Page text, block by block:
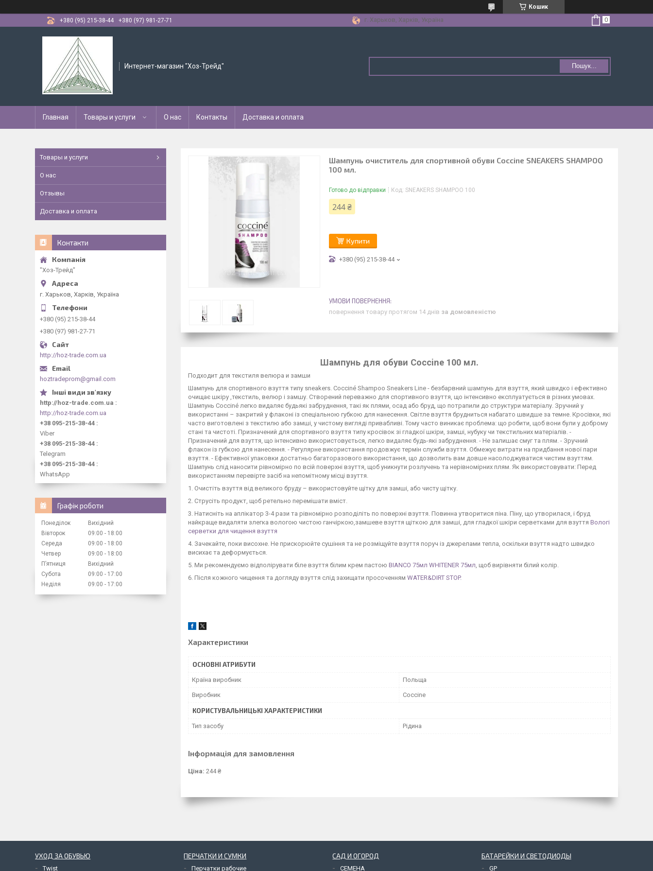
Кошик
+380 (95) 215-38-44
+380 (97) 981-27-71 г. Харьков, Харків, Україна
Интернет-магазин "Хоз-Трейд" Пошук...
Главная Товары и услуги О нас Контакты Доставка и оплата
Шампунь очиститель для cпортивной обуви Coccine SNEAKERS SHAMPOO
100 мл.
Готово до відправки Код: SNEAKERS SHAMPOO 100
244 ₴
Купити
+380 (95) 215-38-44
повернення товару протягом 14 днів за домовленістю
Шампунь для обуви Coccine 100 мл.
Подходит для текстиля велюра и замши
Шампунь для спортивного взуття типу sneakers. Cocciné Shampoo Sneakers Line - безбарвний шампунь для взуття, який швидко і ефективно
очищає шкіру ,текстиль, велюр і замшу. Створений переважно для спортивного взуття, що інтенсивно експлуатується в різних умовах.
Шампунь Cocciné легко видаляє будьякі забруднення, такі як плями, осад або бруд, що потрапили до структури матеріалу. Зручний у
використанні – закритий у флаконі із спеціальною губкою для нанесення. Світле взуття брудниться набагато швидше за темне. Кросівки, які
часто виготовлені з текстилю або замші, у чистому вигляді привабливі. Тому часто виникає проблема: що робити, щоб вони були у доброму
стані та чистоті. Призначений для спортивного взуття типу кросівок зі гладкої шкіри, замші, нубуку чи текстильних матеріалів. -
Призначений для взуття, що інтенсивно використовується, легко видаляє будь-які забруднення. - Не залишає смуг та плям. - Зручний
флакон із губкою для нанесення. - Регулярне використання продовжує термін служби взуття. Обмежує витрати на придбання нової пари
взуття. - Ефективної упаковки достатньо багаторазового використання, що дозволить вам довше насолоджуватися чистим взуттям.
Шампунь слід наносити рівномірно по всій поверхні взуття, щоб уникнути розлучень та нерівномірних плям. Як використовувати: Перед
використанням перевірте засіб на непомітному місці взуття.
1. Очистіть взуття від великого бруду – використовуйте щітку для замші, або чисту щітку.
2. Струсіть продукт, щоб ретельно перемішати вміст.
3. Натисніть на аплікатор 3-4 рази та рівномірно розподіліть по поверхні взуття. Повинна утворитися піна. Піну, що утворилася, і бруд
найкраще видаляти злегка вологою чистою ганчіркою,замшеве взуття щіткою для замші, для гладкої шкіри серветками для взуття Вологі
серветки для чищення взуття
4. Зачекайте, поки висохне. Не прискорюйте сушіння та не розміщуйте взуття поруч із джерелами тепла, оскільки взуття надто швидко
висихає та деформується.
5. Ми рекомендуємо відполірувати біле взуття білим крем пастою BIANCO 75мл WHITENER 75мл, щоб вирівняти білий колір.
6. Після кожного чищення та догляду взуття слід захищати просоченням WATER&DIRT STOP.
Характеристики
ОСНОВНІ АТРИБУТИ
Країна виробник Польща
Виробник Coccine
КОРИСТУВАЛЬНИЦЬКІ ХАРАКТЕРИСТИКИ
Тип засобу Рідина
Інформація для замовлення
Ціна: 244 ₴
Товары и услуги
О нас
Отзывы
Доставка и оплата
Контакти
"Хоз-Трейд"
г. Харьков, Харків, Україна
+380 (95) 215-38-44
+380 (97) 981-27-71
http://hoz-trade.com.ua
hoztradeprom@gmail.com
http://hoz-trade.com.ua
http://hoz-trade.com.ua
+38 095-215-38-44
Viber
+38 095-215-38-44
Telegram
+38 095-215-38-44
WhatsApp
Графік роботи
Понеділок
Вихідний
Вівторок
09:00
18:00
Середа
09:00
18:00
Четвер
09:00
18:00
Пʼятниця
Вихідний
Субота
09:00
17:00
Неділя
09:00 17:00
УХОД ЗА ОБУВЬЮ
Twist
ПЕРЧАТКИ И СУМКИ
Перчатки рабочие
САД И ОГОРОД
СЕМЕНА
БАТАРЕЙКИ И СВЕТОДИОДЫ
GP